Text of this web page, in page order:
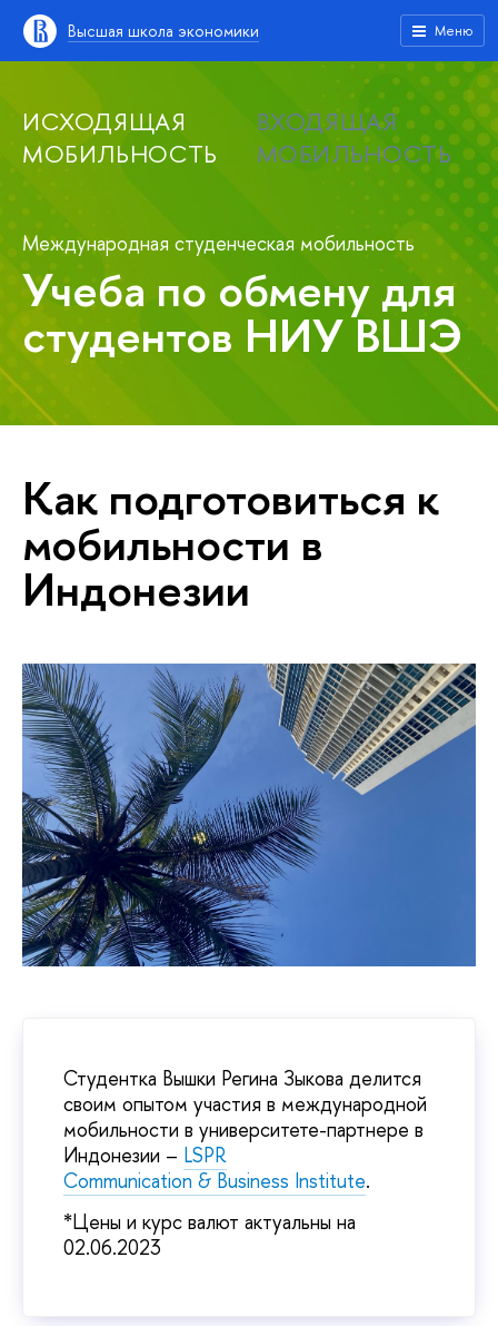
Высшая школа экономики Меню
ИСХОДЯЩАЯ
МОБИЛЬНОСТЬ
ВХОДЯЩАЯ
МОБИЛЬНОСТЬ
Международная студенческая мобильность
Учеба по обмену для
студентов НИУ ВШЭ
Как подготовиться к
мобильности в
Индонезии
Студентка Вышки Регина Зыкова делится
своим опытом участия в международной
мобильности в университете-партнере в
Индонезии – LSPR
Communication & Business Institute.
*Цены и курс валют актуальны на
02.06.2023